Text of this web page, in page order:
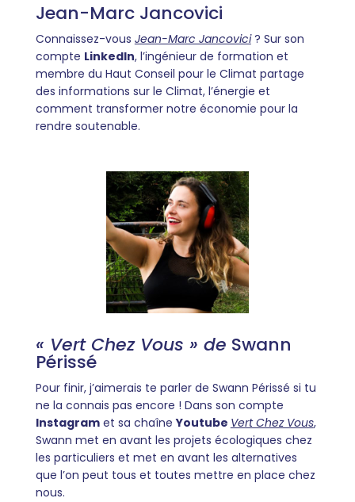
Jean-Marc Jancovici
Connaissez-vous Jean-Marc Jancovici? Sur son
compte LinkedIn, l’ingénieur de formation et
membre du Haut Conseil pour le Climat partage
des informations sur le Climat, l’énergie et
comment transformer notre économie pour la
rendre soutenable.
« Vert Chez Vous » de Swann
Périssé
Pour finir, j’aimerais te parler de Swann Périssé si tu
ne la connais pas encore ! Dans son compte
Instagramet sa chaîneYoutube Vert Chez Vous,
Swann met en avant les projets écologiques chez
les particuliers et met en avant les alternatives
que l’on peut tous et toutes mettre en place chez
nous.